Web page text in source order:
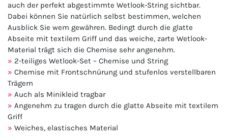
auch der perfekt abgestimmte Wetlook-String sichtbar.
Dabei können Sie natürlich selbst bestimmen, welchen
Ausblick Sie wem gewähren. Bedingt durch die glatte
Abseite mit textilem Griff und das weiche, zarte Wetlook-
Material trägt sich die Chemise sehr angenehm.
2-teiliges Wetlook-Set – Chemise und String
Chemise mit Frontschnürung und stufenlos verstellbaren
Trägern
Auch als Minikleid tragbar
Angenehm zu tragen durch die glatte Abseite mit textilem
Griff
Weiches, elastisches Material